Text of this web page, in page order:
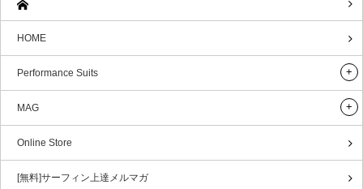
HOME
Performance Suits
MAG
Online Store
[無料]サーフィン上達メルマガ